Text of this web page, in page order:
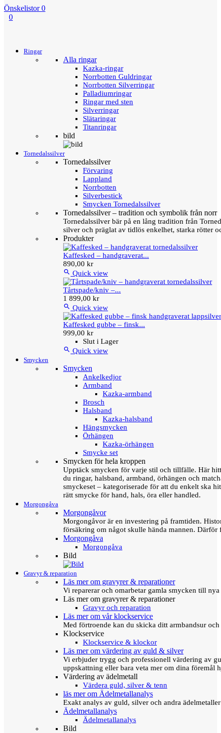
Önskelistor 0
0
Ringar
Alla ringar
Kazka-ringar
Norrbotten Guldringar
Norrbotten Silverringar
Palladiumringar
Ringar med sten
Silverringar
Slätaringar
Titanringar
bild
Tornedalssilver
Tornedalssilver
Förvaring
Lappland
Norrbotten
Silverbestick
Smycken Tornedalssilver
Tornedalssilver – tradition och symbolik från norr
Tornedalssilver bär på en lång tradition från
silver och präglat av tidlös enkelhet, starka rötter
Produkter
Kaffesked – handgraverat...
890,00 kr
 Quick view
Tårtspade/kniv –...
1 899,00 kr
 Quick view
Kaffesked gubbe – finsk...
999,00 kr
Slut i Lager
 Quick view
Smycken
Smycken
Ankelkedjor
Armband
Kazka-armband
Brosch
Halsband
Kazka-halsband
Hängsmycken
Örhängen
Kazka-örhängen
Smycke set
Smycken för hela kroppen
Upptäck smycken för varje stil och tillfälle. Här
du ringar, halsband, armband, örhängen och
smyckeset – kategoriserade för att du enkelt ska
rätt smycke för hand, hals, öra eller handled.
Morgongåva
Morgongåvor
Morgongåvor är en investering på framtiden.
försäkring om något skulle hända mannen.
Morgongåva
Morgongåva
Bild
Gravyr & reparation
Läs mer om gravyrer & reparationer
Vi reparerar och omarbetar gamla smycken till
Läs mer om gravyrer & reparationer
Gravyr och reparation
Läs mer om vår klockservice
Med förtroende kan du skicka ditt armbandsur
Klockservice
Klockservice & klockor
Läs mer om värdering av guld & silver
Vi erbjuder trygg och professionell värdering av
uppskattning eller bara veta mer om dina föremål
Värdering av ädelmetall
Värdera guld, silver & tenn
läs mer om Ädelmetallanalys
Exakt analys av guld, silver och andra
Ädelmetallanalys
Ädelmetallanalys
Bild